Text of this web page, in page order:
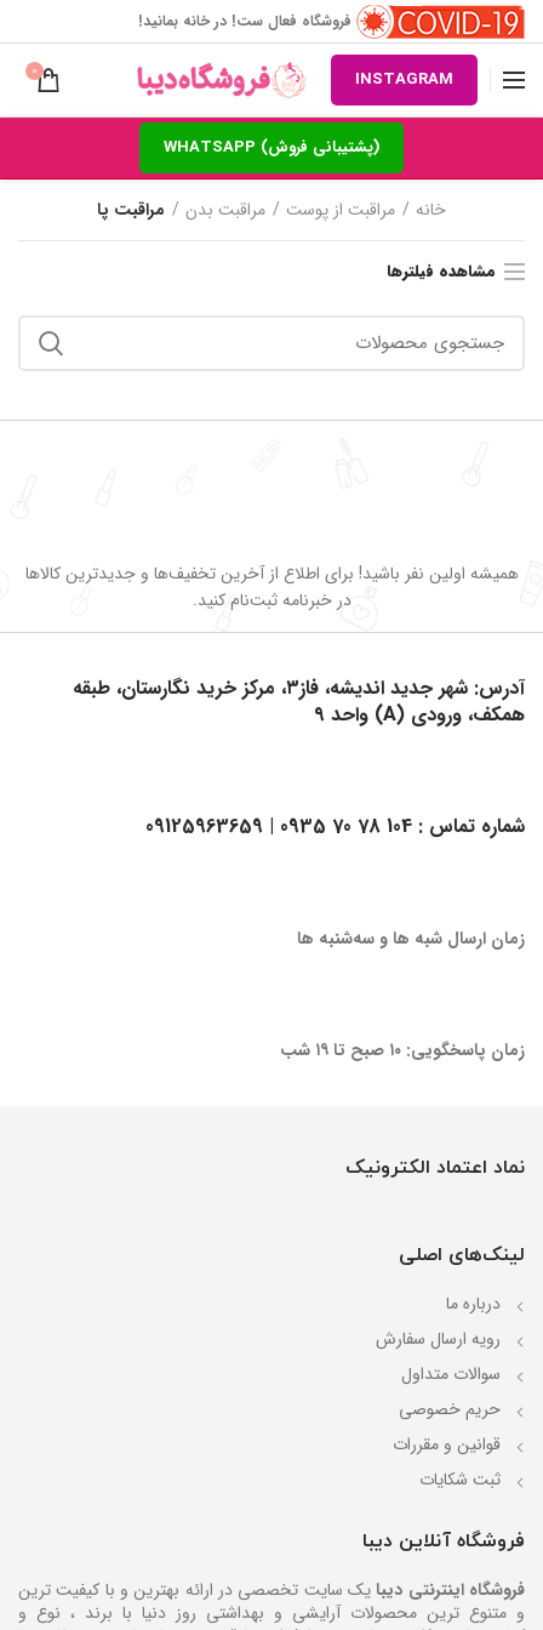
فروشگاه فعال ست! در خانه بمانید!
INSTAGRAM
0
(پشتیبانی فروش) WHATSAPP
خانه مراقبت از پوست مراقبت بدن مراقبت پا
مشاهده فیلترها
همیشه اولین نفر باشید! برای اطلاع از آخرین تخفیف‌ها و جدیدترین کالاها
در خبرنامه ثبت‌نام کنید.
آدرس: شهر جدید اندیشه، فاز۳، مرکز خرید نگارستان، طبقه
همکف، ورودی (A) واحد ۹
شماره تماس : | 09125963659
زمان ارسال شبه ها و سه‌شنبه ها
زمان پاسخگویی: ۱۰ صبح تا ۱۹ شب
نماد اعتماد الکترونیک
لینک‌های اصلی
درباره ما
رویه ارسال سفارش
سوالات متداول
حریم خصوصی
قوانین و مقررات
ثبت شکایات
فروشگاه آنلاین دیبا
فروشگاه اینترنتی دیبا یک سایت تخصصی در ارائه بهترین و با کیفیت ترین
و متنوع ترین محصولات آرایشی و بهداشتی روز دنیا با برند ، نوع و